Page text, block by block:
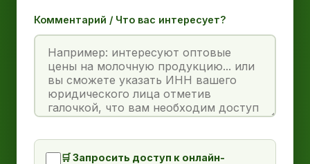
Комментарий / Что вас интересует?
🛒 Запросить доступ к онлайн-